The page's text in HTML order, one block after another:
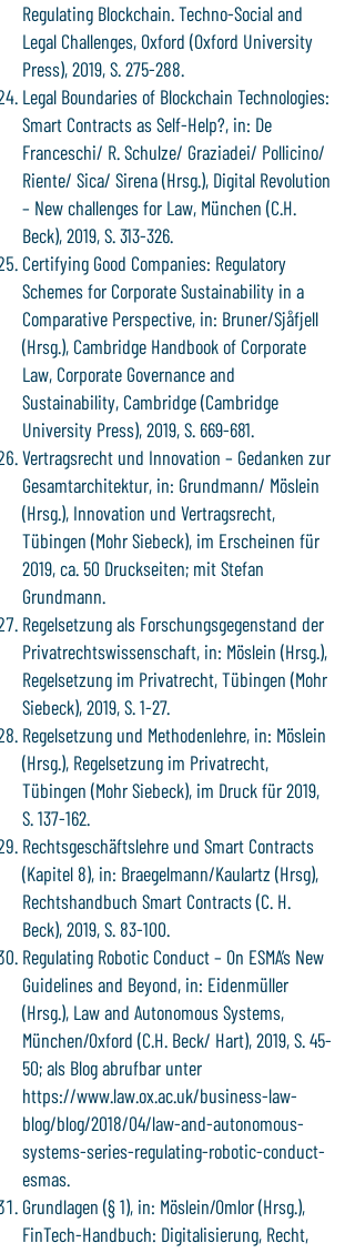
Regulating Blockchain. Techno-Social and
Legal Challenges, Oxford (Oxford University
Press), 2019, S. 275-288.
Legal Boundaries of Blockchain Technologies:
Smart Contracts as Self-Help?, in: De
Franceschi/ R. Schulze/ Graziadei/ Pollicino/
Riente/ Sica/ Sirena (Hrsg.), Digital Revolution
– New challenges for Law, München (C.H.
Beck), 2019, S. 313-326.
Certifying Good Companies: Regulatory
Schemes for Corporate Sustainability in a
Comparative Perspective, in: Bruner/Sjåfjell
(Hrsg.), Cambridge Handbook of Corporate
Law, Corporate Governance and
Sustainability, Cambridge (Cambridge
University Press), 2019, S. 669-681.
Vertragsrecht und Innovation – Gedanken zur
Gesamtarchitektur, in: Grundmann/ Möslein
(Hrsg.), Innovation und Vertragsrecht,
Tübingen (Mohr Siebeck), im Erscheinen für
2019, ca. 50 Druckseiten; mit Stefan
Grundmann.
Regelsetzung als Forschungsgegenstand der
Privatrechtswissenschaft, in: Möslein (Hrsg.),
Regelsetzung im Privatrecht, Tübingen (Mohr
Siebeck), 2019, S. 1-27.
Regelsetzung und Methodenlehre, in: Möslein
(Hrsg.), Regelsetzung im Privatrecht,
Tübingen (Mohr Siebeck), im Druck für 2019,
S. 137-162.
Rechtsgeschäftslehre und Smart Contracts
(Kapitel 8), in: Braegelmann/Kaulartz (Hrsg),
Rechtshandbuch Smart Contracts (C. H.
Beck), 2019, S. 83-100.
Regulating Robotic Conduct – On ESMA’s New
Guidelines and Beyond, in: Eidenmüller
(Hrsg.), Law and Autonomous Systems,
München/Oxford (C.H. Beck/ Hart), 2019, S. 45-
50; als Blog abrufbar unter
https://www.law.ox.ac.uk/business-law-
blog/blog/2018/04/law-and-autonomous-
systems-series-regulating-robotic-conduct-
esmas.
Grundlagen (§ 1), in: Möslein/Omlor (Hrsg.),
FinTech-Handbuch: Digitalisierung, Recht,